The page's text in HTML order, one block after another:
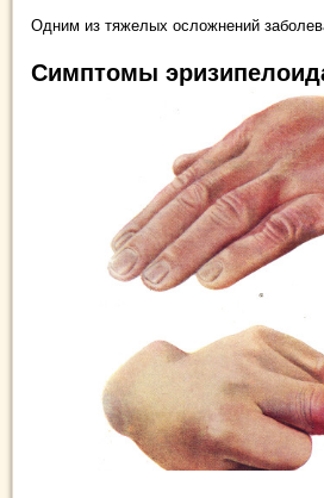
Одним из тяжелых осложнений
Симптомы